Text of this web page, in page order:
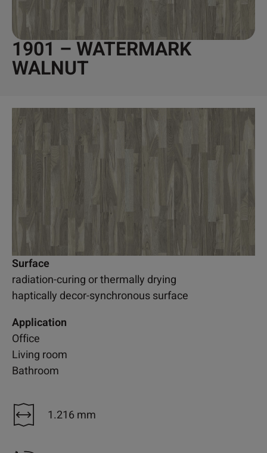
1901 – WATERMARK
WALNUT
Surface
radiation-curing or thermally drying
haptically decor-synchronous surface
Application
Office
Living room
Bathroom
1.216 mm